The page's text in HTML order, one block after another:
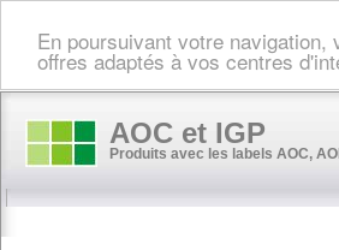
En poursuivant votre
offres adaptés à vos centres
AOC et IGP
Produits avec les labels AOC,